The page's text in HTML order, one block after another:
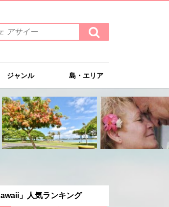
検
索
す
ジャンル 島・エリア
」人気ランキング